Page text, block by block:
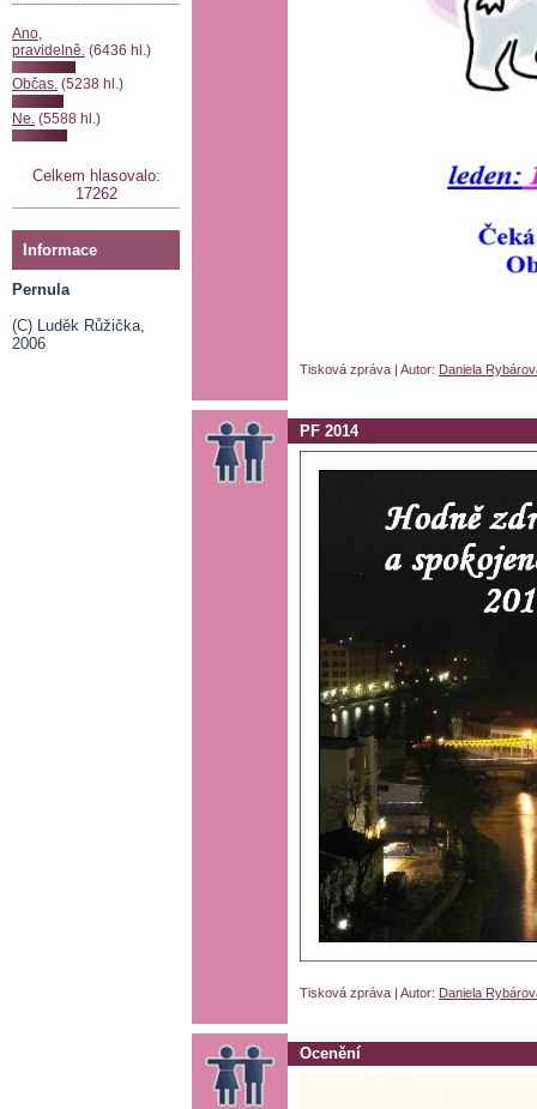
Ano,
pravidelně. (6436 hl.)
Občas. (5238 hl.)
Ne. (5588 hl.)
Celkem hlasovalo:
17262
Informace
Pernula
(C) Luděk Růžička,
2006
Tisková zpráva | Autor: Daniela
PF 2014
Tisková zpráva | Autor: Daniela
Ocenění